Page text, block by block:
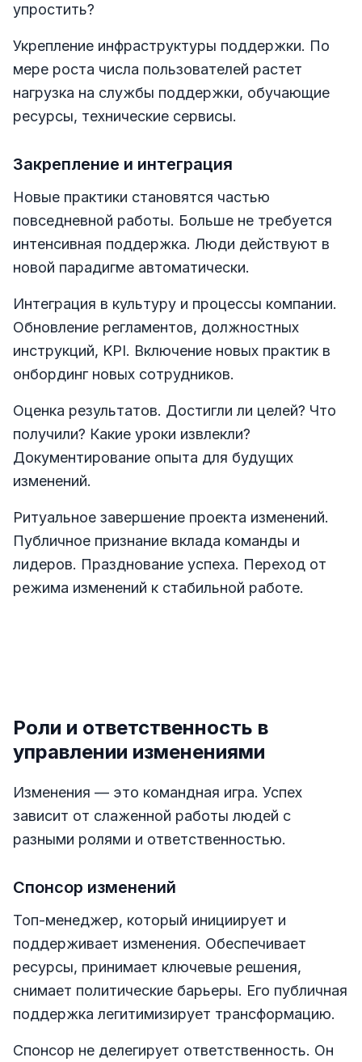
упростить?
Укрепление инфраструктуры поддержки. По
мере роста числа пользователей растет
нагрузка на службы поддержки, обучающие
ресурсы, технические сервисы.
Закрепление и интеграция
Новые практики становятся частью
повседневной работы. Больше не требуется
интенсивная поддержка. Люди действуют в
новой парадигме автоматически.
Интеграция в культуру и процессы компании.
Обновление регламентов, должностных
инструкций, KPI. Включение новых практик в
онбординг новых сотрудников.
Оценка результатов. Достигли ли целей? Что
получили? Какие уроки извлекли?
Документирование опыта для будущих
изменений.
Ритуальное завершение проекта изменений.
Публичное признание вклада команды и
лидеров. Празднование успеха. Переход от
режима изменений к стабильной работе.
Роли и ответственность в
управлении изменениями
Изменения — это командная игра. Успех
зависит от слаженной работы людей с
разными ролями и ответственностью.
Спонсор изменений
Топ-менеджер, который инициирует и
поддерживает изменения. Обеспечивает
ресурсы, принимает ключевые решения,
снимает политические барьеры. Его публичная
поддержка легитимизирует трансформацию.
Спонсор не делегирует ответственность. Он